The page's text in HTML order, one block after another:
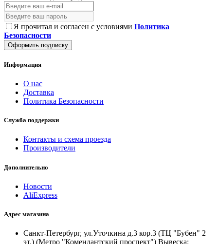
Я прочитал и согласен с условиями Политика
Безопасности
Оформить подписку
Информация
О нас
Доставка
Политика Безопасности
Служба поддержки
Контакты и схема проезда
Производители
Дополнительно
Новости
AliExpress
Адрес магазина
Санкт-Петербург, ул.Уточкина д.3 кор.3 (ТЦ "Бубен" 2
эт.) (Метро "Комендантский проспект") Вывеска: